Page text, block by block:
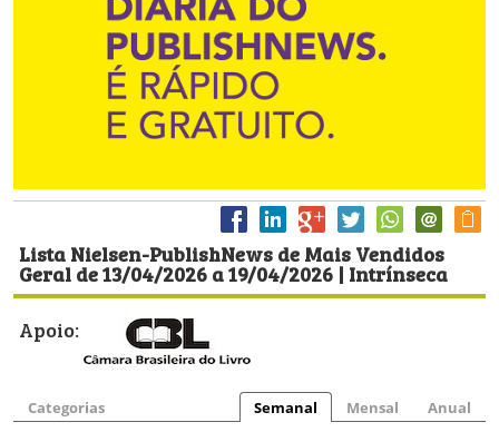
Lista Nielsen-PublishNews de Mais Vendidos
Geral de 13/04/2026 a 19/04/2026 | Intrínseca
Apoio:
Categorias Semanal Mensal Anual